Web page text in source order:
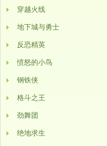
穿越火线
地下城与勇士
反恐精英
愤怒的小鸟
钢铁侠
格斗之王
劲舞团
绝地求生